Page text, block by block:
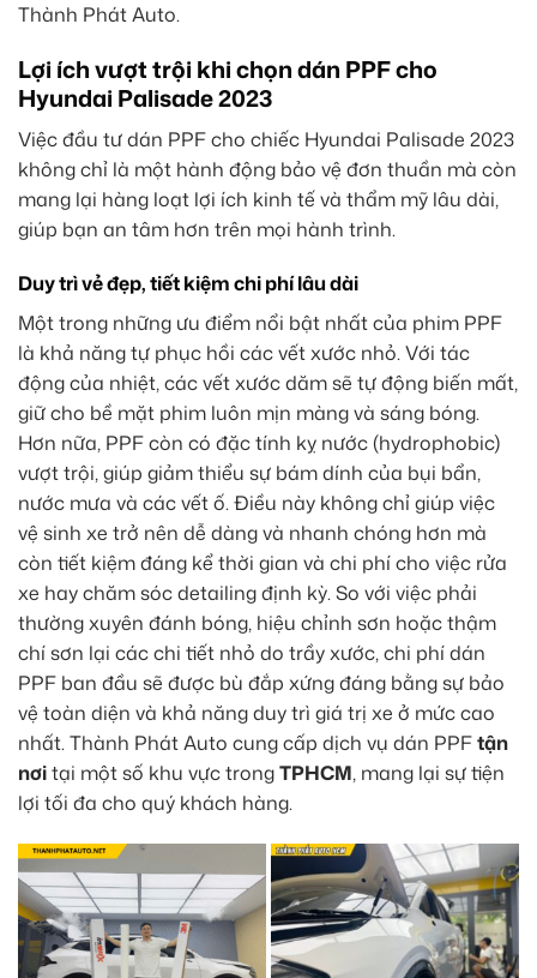
Thành Phát Auto.
Lợi ích vượt trội khi chọn dán PPF cho
Hyundai Palisade 2023
Việc đầu tư dán PPF cho chiếc Hyundai Palisade 2023
không chỉ là một hành động bảo vệ đơn thuần mà còn
mang lại hàng loạt lợi ích kinh tế và thẩm mỹ lâu dài,
giúp bạn an tâm hơn trên mọi hành trình.
Duy trì vẻ đẹp, tiết kiệm chi phí lâu dài
Một trong những ưu điểm nổi bật nhất của phim PPF
là khả năng tự phục hồi các vết xước nhỏ. Với tác
động của nhiệt, các vết xước dăm sẽ tự động biến mất,
giữ cho bề mặt phim luôn mịn màng và sáng bóng.
Hơn nữa, PPF còn có đặc tính kỵ nước (hydrophobic)
vượt trội, giúp giảm thiểu sự bám dính của bụi bẩn,
nước mưa và các vết ố. Điều này không chỉ giúp việc
vệ sinh xe trở nên dễ dàng và nhanh chóng hơn mà
còn tiết kiệm đáng kể thời gian và chi phí cho việc rửa
xe hay chăm sóc detailing định kỳ. So với việc phải
thường xuyên đánh bóng, hiệu chỉnh sơn hoặc thậm
chí sơn lại các chi tiết nhỏ do trầy xước, chi phí dán
PPF ban đầu sẽ được bù đắp xứng đáng bằng sự bảo
vệ toàn diện và khả năng duy trì giá trị xe ở mức cao
nhất. Thành Phát Auto cung cấp dịch vụ dán PPFtận
nơitại một số khu vực trongTPHCM, mang lại sự tiện
lợi tối đa cho quý khách hàng.